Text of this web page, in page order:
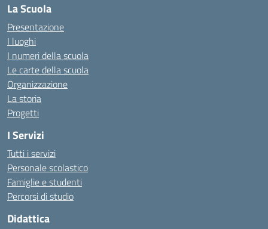
La Scuola
Presentazione
I luoghi
I numeri della scuola
Le carte della scuola
Organizzazione
La storia
Progetti
I Servizi
Tutti i servizi
Personale scolastico
Famiglie e studenti
Percorsi di studio
Didattica